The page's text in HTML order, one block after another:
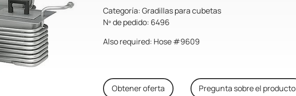
Categoría: Gradillas para cubetas
Nº de pedido: 6496
Also required: Hose #9609
Obtener oferta Pregunta sobre el producto